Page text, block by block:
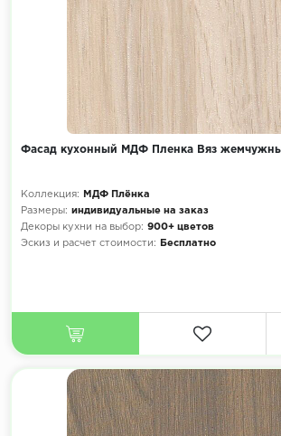
Фасад кухонный МДФ Пленка Вяз
Коллекция:
МДФ Плёнка
Размеры: индивидуальные на заказ
Декоры кухни на выбор: 900+ цветов
Эскиз и расчет стоимости:
Бесплатно